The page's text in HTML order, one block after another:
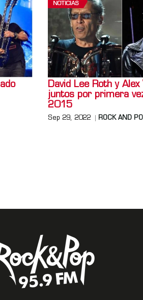
NOTICIAS
David Lee Roth y Alex
juntos por primera
2015
Sep 29, 2022 ROCK AND